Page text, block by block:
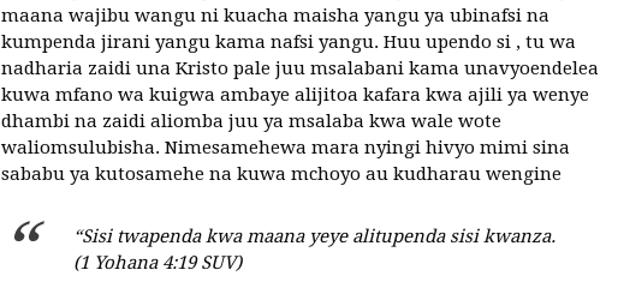
maana wajibu wangu ni kuacha maisha yangu ya ubinafsi na
kumpenda jirani yangu kama nafsi yangu. Huu upendo si , tu wa
nadharia zaidi una Kristo pale juu msalabani kama unavyoendelea
kuwa mfano wa kuigwa ambaye alijitoa kafara kwa ajili ya wenye
dhambi na zaidi aliomba juu ya msalaba kwa wale wote
waliomsulubisha. Nimesamehewa mara nyingi hivyo mimi sina
sababu ya kutosamehe na kuwa mchoyo au kudharau wengine
“Sisi twapenda kwa maana yeye alitupenda sisi kwanza.
(1 Yohana 4:19 SUV)